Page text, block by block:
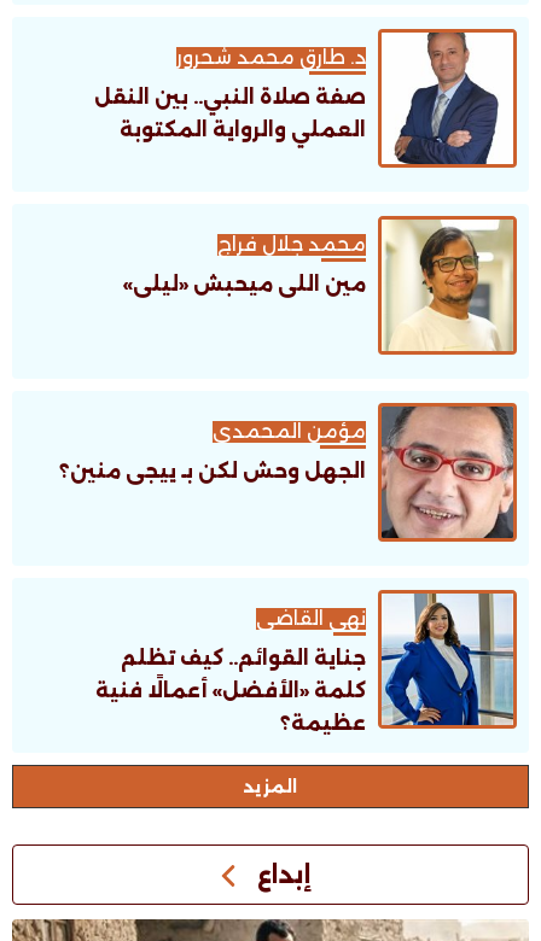
د. طارق محمد شحرور
صفة صلاة النبي.. بين النقل
العملي والرواية المكتوبة
محمد جلال فراج
مين اللى ميحبش «ليلى»
مؤمن المحمدى
الجهل وحش لكن بـ ييجى منين؟
نهى القاضى
جناية القوائم.. كيف تظلم
كلمة «الأفضل» أعمالًا فنية
عظيمة؟
اﻟﻤﺰﻳﺪ
إبداع